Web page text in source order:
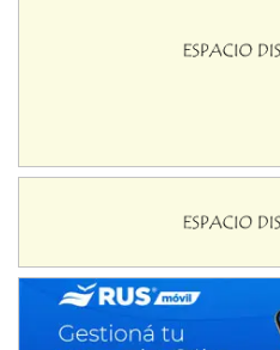
Moto Club Reginense (Tierra)
Humboldt (Santa Fe)
NORESTE SANTAFESINO - F6
Ciudad de Avellaneda (Asfalto)